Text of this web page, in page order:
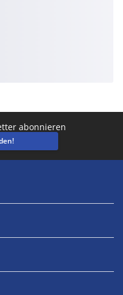
abonnieren